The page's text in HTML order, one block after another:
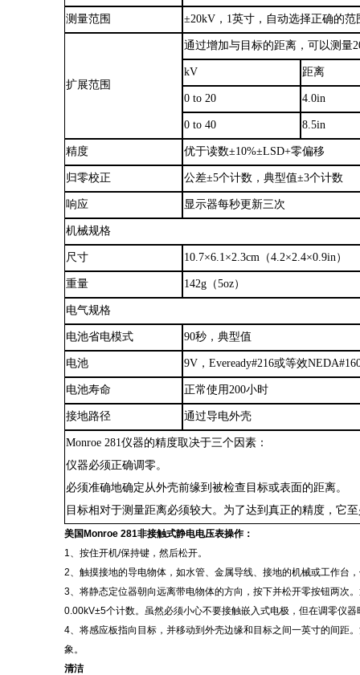
测量范围 ±20kV，1英寸，自动选择正确的范
扩展范围
通过增加与目标的距离，可以测量
kV 距离
0 to 20 4.0in
0 to 40 8.5in
精度 优于读数±10%±LSD+零偏移
归零校正 公差±5个计数，典型值±3个计数
响应 显示器每秒更新三次
机械规格
尺寸 10.7×6.1×2.3cm （4.2×2.4×0.9in）
重量 142g （5oz）
电气规格
电池省电模式 90秒，典型值
电池 9V，Eveready#216或等效
电池寿命 正常使用200小时
接地路径 通过导电外壳
Monroe 281仪器的精度取决于三个因素：
仪器必须正确调零。
必须准确地确定从外壳前缘到被检查目标或表面的距离。
目标相对于测量距离必须较大。为了达到真正的精度，它
美国 Monroe 281非接触式静电电压表操作：
1、按住开机/保持键，然后松开。
2、触摸接地的导电物体，如水管、金属导线、接地的机械或工作台
3、将静态定位器朝向远离带电物体的方向，按下并松开零按钮两次
0.00kV±5个计数。虽然必须小心不要接触嵌入式电极，但在调零仪
4、将感应板指向目标，并移动到外壳边缘和目标之间一英寸的间距
象。
清洁